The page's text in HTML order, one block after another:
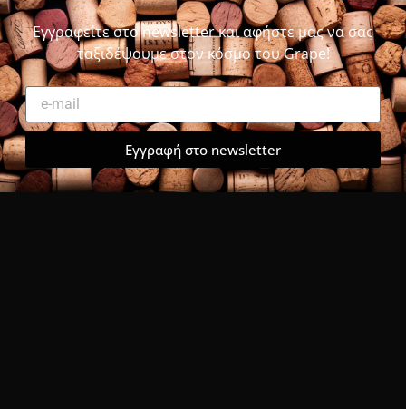
Εγγραφείτε στο newsletter και αφήστε μας να σας
ταξιδέψουμε στον κόσμο του Grape!
Εγγραφή στο newsletter